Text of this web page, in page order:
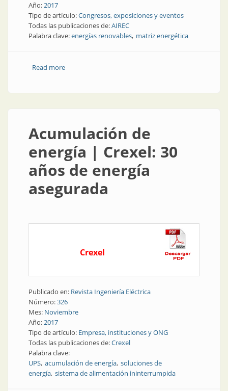
Año:2017
Tipo de artículo:Congresos, exposiciones y eventos
Todas las publicaciones de:AIREC
Palabra clave:energías renovables matriz energética
Read moreabout Energías renovables: una industria que gana
Acumulación de
energía | Crexel: 30
años de energía
asegurada
Crexel
Publicado en: Revista Ingeniería Eléctrica
Número:326
Mes: Noviembre
Año:2017
Tipo de artículo: Empresa, instituciones y ONG
Todas las publicaciones de:Crexel
Palabra clave:
UPS acumulación de energía soluciones de
energía sistema de alimentación ininterrumpida